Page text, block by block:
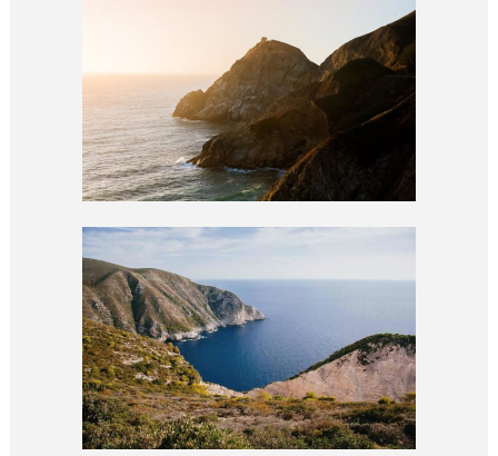
RAINFOREST
EXPLORATION
documentary / portrait
FILM VS. DIGITAL
outdoor / portrait